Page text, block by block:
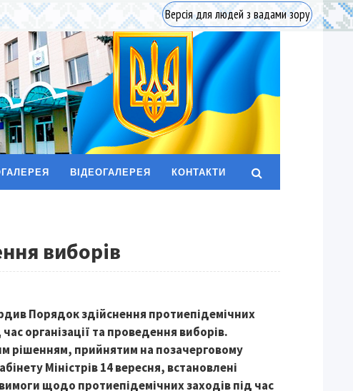
Версія для людей з вадами зору
ВІДЕОГАЛЕРЕЯ КОНТАКТИ
виборів
Порядок здійснення протиепідемічних
час організації та проведення виборів.
рішенням, прийнятим на позачерговому
Міністрів 14 вересня, встановлені
щодо протиепідемічних заходів під час